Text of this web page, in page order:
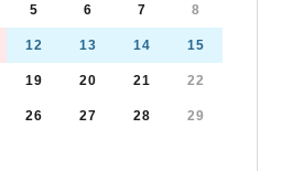
5 6 7 8
12 13 14 15
19 20 21 22
26 27 28 29